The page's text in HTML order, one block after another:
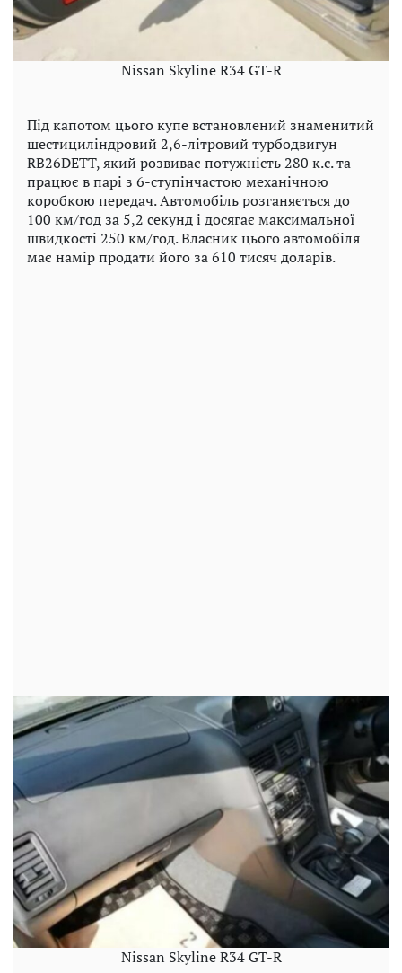
Nissan Skyline R34 GT-R
Під капотом цього купе встановлений знаменитий
шестициліндровий 2,6-літровий турбодвигун
RB26DETT, який розвиває потужність 280 к.с. та
працює в парі з 6-ступінчастою механічною
коробкою передач. Автомобіль розганяється до
100 км/год за 5,2 секунд і досягає максимальної
швидкості 250 км/год. Власник цього автомобіля
має намір продати його за 610 тисяч доларів.
Nissan Skyline R34 GT-R